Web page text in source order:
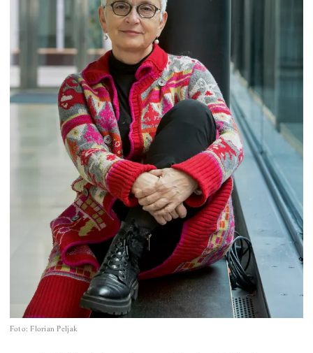
Foto: Florian Peljak